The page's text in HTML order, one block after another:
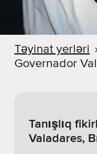
Təyinat yerləri ›
Governador
Tanışlıq
Valadares,